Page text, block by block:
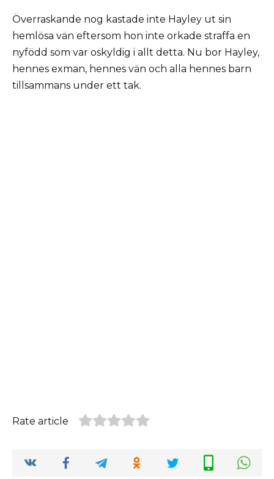
Överraskande nog kastade inte Hayley ut sin
hemlösa vän eftersom hon inte orkade straffa en
nyfödd som var oskyldig i allt detta. Nu bor Hayley,
hennes exman, hennes vän och alla hennes barn
tillsammans under ett tak.
Rate article